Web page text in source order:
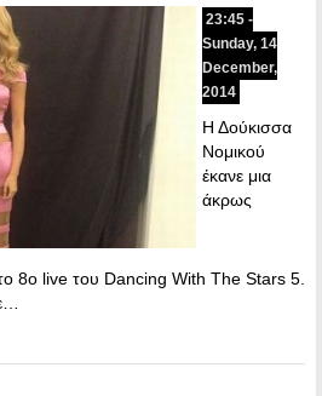
23:45 -
Sunday, 14
December,
2014
Η Δούκισσα
Νομικού
έκανε μια
άκρως
8ο live του Dancing With The Stars 5.